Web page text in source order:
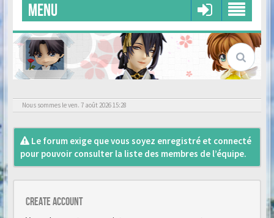
MENU
Nous sommes le ven. 7 août 2026 15:28
Le forum exige que vous soyez enregistré et connecté
pour pouvoir consulter la liste des membres de l’équipe.
Create account